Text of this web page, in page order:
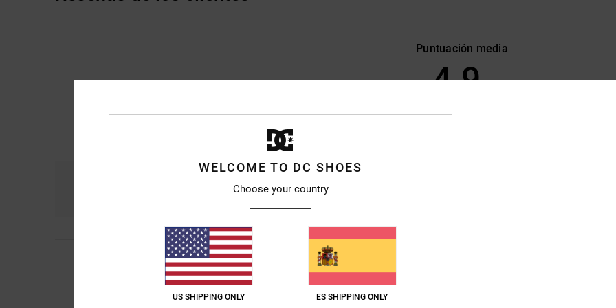
Puntuación media
4.9
Josep M
Son bonitas
WELCOME TO DC SHOES
Choose your country
US SHIPPING ONLY ES SHIPPING ONLY